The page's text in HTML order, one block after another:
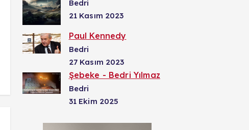
Bedri
21 Kasım 2023
Paul Kennedy
Bedri
27 Kasım 2023
Şebeke - Bedri Yılmaz
Bedri
31 Ekim 2025